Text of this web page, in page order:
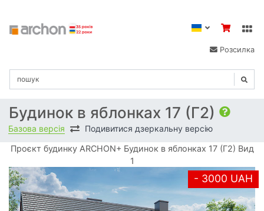
Розсилка
Будинок в яблонках 17 (Г2)
Базова версія Подивитися дзеркальну версію
Проєкт будинку ARCHON+ Будинок в яблонках 17 (Г2) Вид
1
- 3000 UAH